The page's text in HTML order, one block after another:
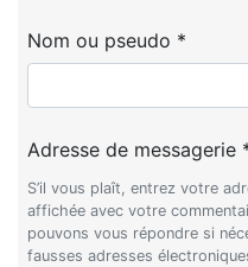
Nom ou pseudo *
Adresse de messagerie
S’il vous plaît, entrez votre
affichée avec votre
pouvons vous répondre si
fausses adresses